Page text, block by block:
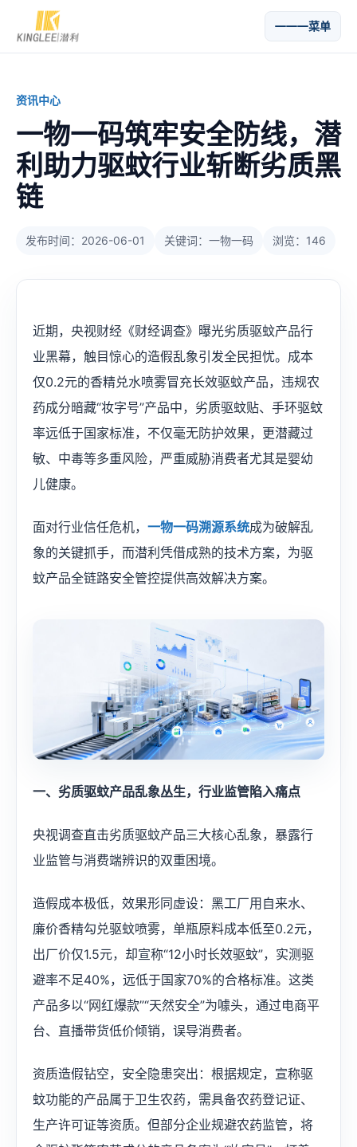
菜单
资讯中心
一物一码筑牢安全防线，潜
利助力驱蚊行业斩断劣质黑
链
发布时间：2026-06-01 关键词：一物一码 浏览：146
近期，央视财经《财经调查》曝光劣质驱蚊产品行
业黑幕，触目惊心的造假乱象引发全民担忧。成本
仅0.2元的香精兑水喷雾冒充长效驱蚊产品，违规农
药成分暗藏“妆字号”产品中，劣质驱蚊贴、手环驱蚊
率远低于国家标准，不仅毫无防护效果，更潜藏过
敏、中毒等多重风险，严重威胁消费者尤其是婴幼
儿健康。
面对行业信任危机， 一物一码溯源系统成为破解乱
象的关键抓手，而潜利凭借成熟的技术方案，为驱
蚊产品全链路安全管控提供高效解决方案。
一、劣质驱蚊产品乱象丛生，行业监管陷入痛点
央视调查直击劣质驱蚊产品三大核心乱象，暴露行
业监管与消费端辨识的双重困境。
造假成本极低，效果形同虚设：黑工厂用自来水、
廉价香精勾兑驱蚊喷雾，单瓶原料成本低至0.2元，
出厂价仅1.5元，却宣称“12小时长效驱蚊”，实测驱
避率不足40%，远低于国家70%的合格标准。这类
产品多以“网红爆款”“天然安全”为噱头，通过电商平
台、直播带货低价倾销，误导消费者。
资质造假钻空，安全隐患突出：根据规定，宣称驱
蚊功能的产品属于卫生农药，需具备农药登记证、
生产许可证等资质。但部分企业规避农药监管，将